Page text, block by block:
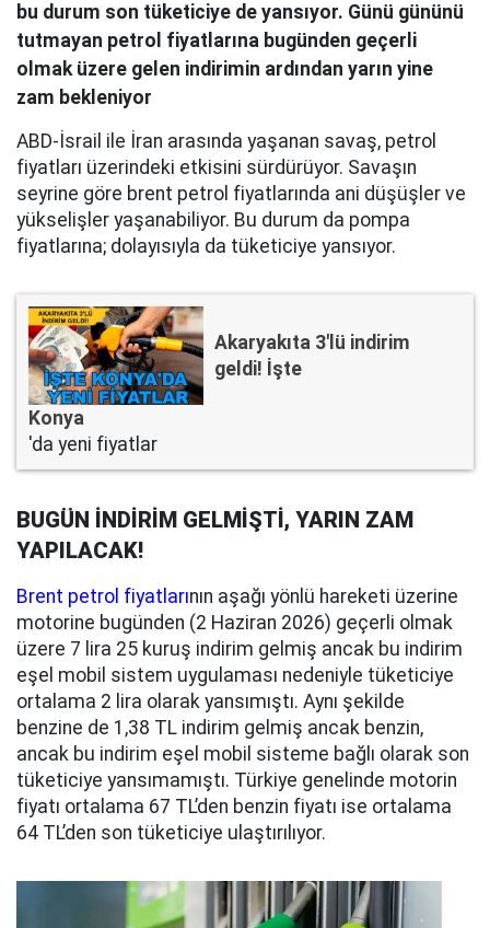
bu durum son tüketiciye de yansıyor. Günü gününü
tutmayan petrol fiyatlarına bugünden geçerli
olmak üzere gelen indirimin ardından yarın yine
zam bekleniyor
ABD-İsrail ile İran arasında yaşanan savaş, petrol
fiyatları üzerindeki etkisini sürdürüyor. Savaşın
seyrine göre brent petrol fiyatlarında ani düşüşler ve
yükselişler yaşanabiliyor. Bu durum da pompa
fiyatlarına; dolayısıyla da tüketiciye yansıyor.
Akaryakıta 3'lü indirim
geldi! İşte
Konya
'da yeni fiyatlar
BUGÜN İNDİRİM GELMİŞTİ, YARIN ZAM
YAPILACAK!
Brent petrol fiyatlarının aşağı yönlü hareketi üzerine
motorine bugünden (2 Haziran 2026) geçerli olmak
üzere 7 lira 25 kuruş indirim gelmiş ancak bu indirim
eşel mobil sistem uygulaması nedeniyle tüketiciye
ortalama 2 lira olarak yansımıştı. Aynı şekilde
benzine de 1,38 TL indirim gelmiş ancak benzin,
ancak bu indirim eşel mobil sisteme bağlı olarak son
tüketiciye yansımamıştı. Türkiye genelinde motorin
fiyatı ortalama 67 TL’den benzin fiyatı ise ortalama
64 TL’den son tüketiciye ulaştırılıyor.